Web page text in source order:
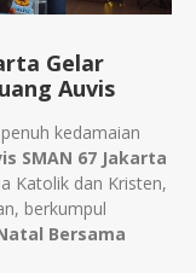
Gelar
Auvis
kedamaian
SMAN 67 Jakarta
Katolik dan Kristen,
berkumpul
Bersama